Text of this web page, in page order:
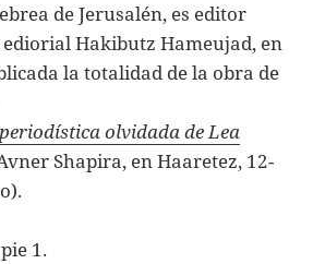
de Jerusalén, es editor
Hakibutz Hameujad, en
la totalidad de la obra de
olvidada de Lea
Shapira, en Haaretez, 12-
1.